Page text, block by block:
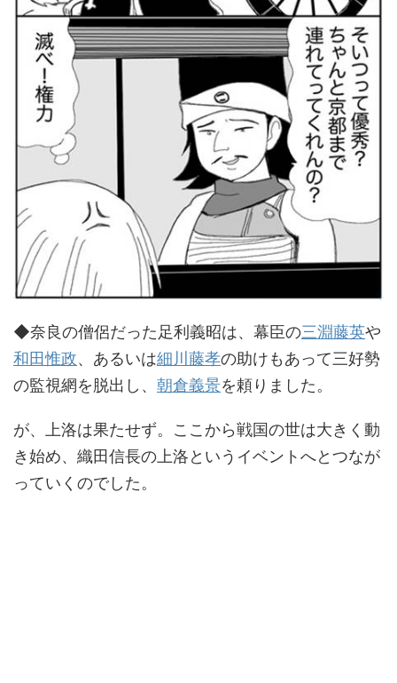
◆奈良の僧侶だった足利義昭は、幕臣の三淵藤英や
和田惟政、あるいは細川藤孝の助けもあって三好勢
の監視網を脱出し、 朝倉義景を頼りました。
が、上洛は果たせず。ここから戦国の世は大きく動
き始め、織田信長の上洛というイベントへとつなが
っていくのでした。